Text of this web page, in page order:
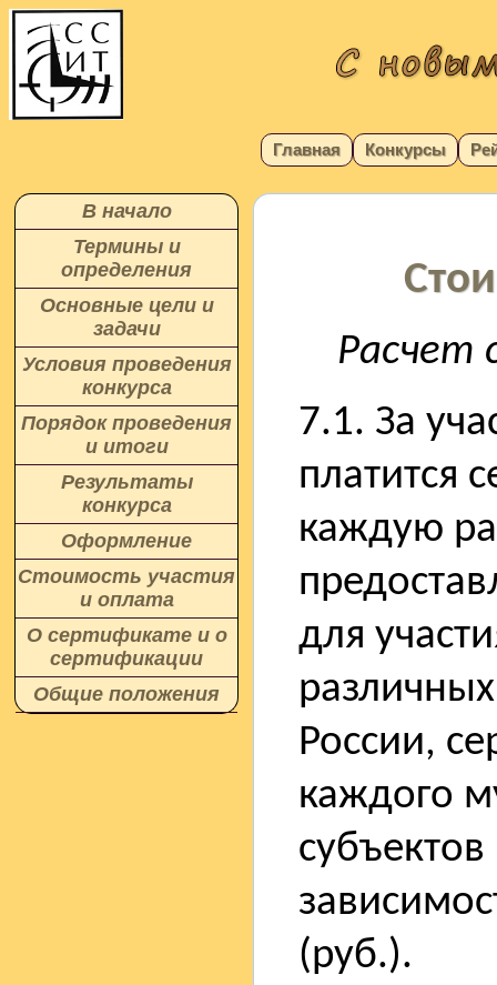
Главная Конкурсы
В начало
Термины и
определения
Основные цели и
задачи
Условия проведения
конкурса
Порядок проведения
и итоги
Результаты
конкурса
Оформление
Стоимость участия
и оплата
О сертификате и о
сертификации
Общие положения
Расчет
7.1. За
платится
каждую
для
России,
каждого
(руб.).